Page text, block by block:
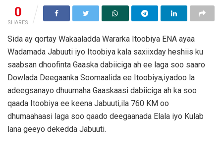
0
SHARES
Sida ay qortay Wakaaladda Wararka Itoobiya ENA ayaa
Wadamada Jabuuti iyo Itoobiya kala saxiixday heshiis ku
saabsan dhoofinta Gaaska dabiiciga ah ee laga soo saaro
Dowlada Deegaanka Soomaalida ee Itoobiya,iyadoo la
adeegsanayo dhuumaha Gaaskaasi dabiiciga ah ka soo
qaada Itoobiya ee keena Jabuuti,ila 760 KM oo
dhumaahaasi laga soo qaado deegaanada Elala iyo Kulab
lana geeyo dekedda Jabuuti.